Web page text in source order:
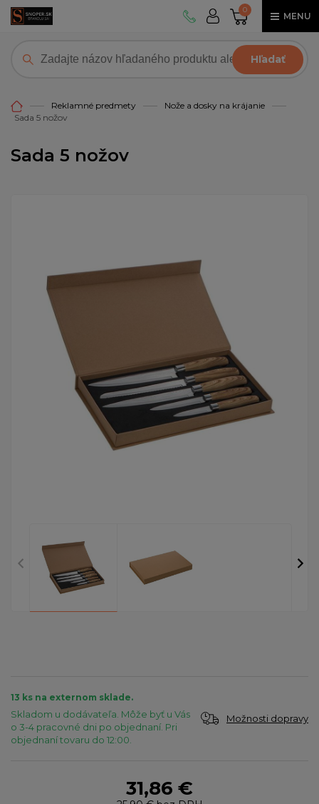
0
MENU
Hľadať
Reklamné predmety
Nože a dosky na krájanie
Sada 5 nožov
Sada 5 nožov
13 ks na externom sklade.
Skladom u dodávateľa. Môže byť u Vás
o 3-4 pracovné dni po objednaní. Pri
objednaní tovaru do 12:00.
Možnosti dopravy
31,86 €